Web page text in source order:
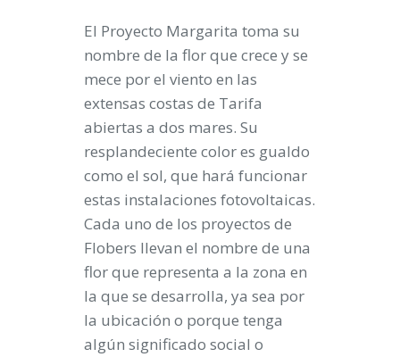
El Proyecto Margarita toma su
nombre de la flor que crece y se
mece por el viento en las
extensas costas de Tarifa
abiertas a dos mares. Su
resplandeciente color es gualdo
como el sol, que hará funcionar
estas instalaciones fotovoltaicas.
Cada uno de los proyectos de
Flobers llevan el nombre de una
flor que representa a la zona en
la que se desarrolla, ya sea por
la ubicación o porque tenga
algún significado social o